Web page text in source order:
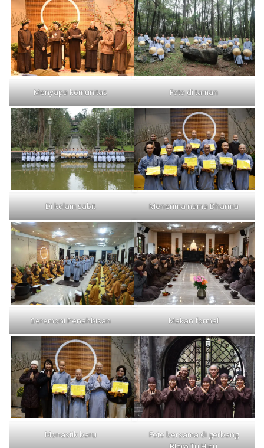
Menyapa komunitas Foto di taman
Di kolam sabit Menerima nama Dharma
Seremoni Penahbisan Makan formal
Monastik baru
Foto bersama di gerbang